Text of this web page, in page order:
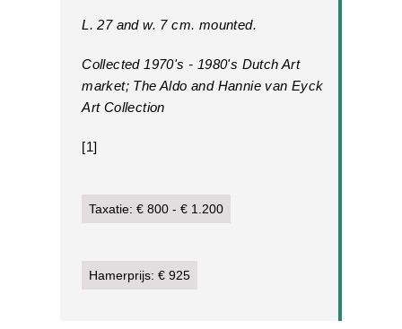
L. 27 and w. 7 cm. mounted.
Collected 1970's - 1980's Dutch Art
market; The Aldo and Hannie van Eyck
Art Collection
[1]
Taxatie: € 800 - € 1.200
Hamerprijs: € 925